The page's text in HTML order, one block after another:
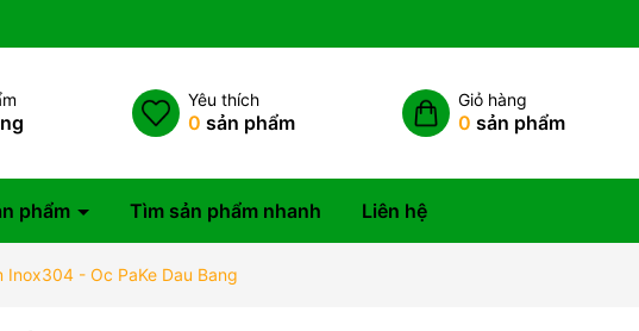
Yêu thích
0 sản phẩm
Giỏ hàng
0 sản phẩm
phẩm Tìm sản phẩm nhanh Liên hệ
- Oc PaKe Dau Bang